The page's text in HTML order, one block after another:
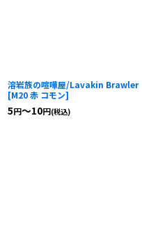
溶岩族の喧嘩屋/Lavakin Brawler
[M20 赤 コモン]
5円～10円(税込)